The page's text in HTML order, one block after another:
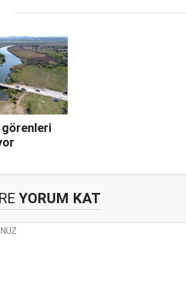
YORUM KAT